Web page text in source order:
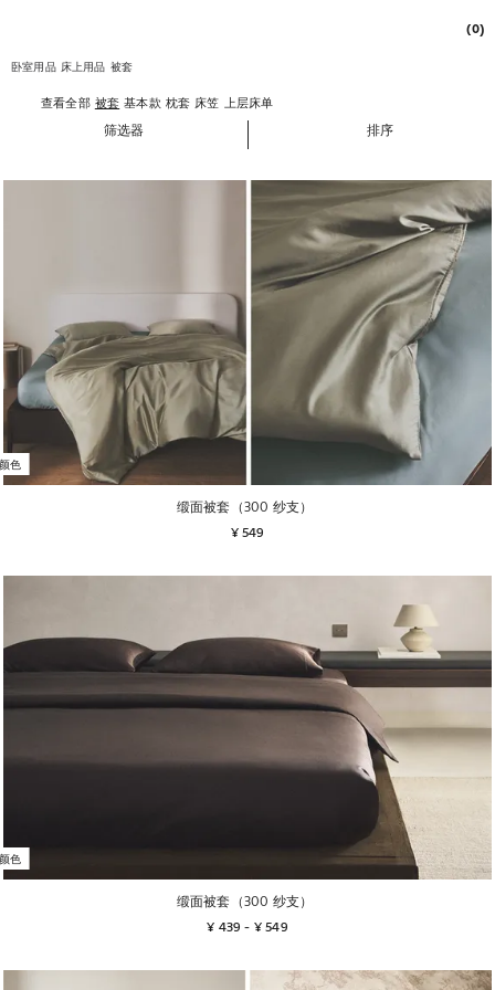
(0)
卧室用品 床上用品 被套
查看全部 被套 基本款 枕套 床笠 上层床单
筛选器 排序
缎面被套（300 纱支）
¥ 549
颜色
缎面被套（300 纱支）
¥ 439 - ¥ 549
颜色